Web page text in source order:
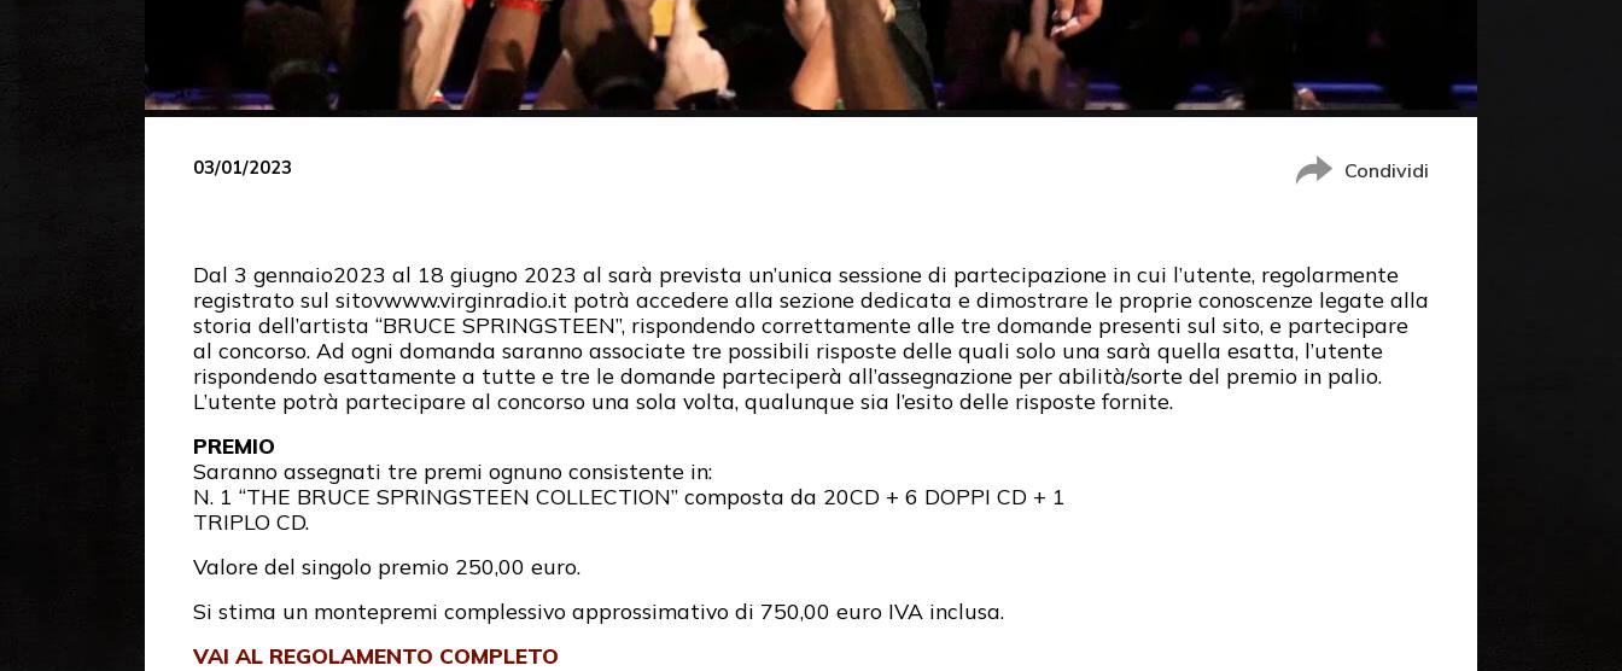
03/01/2023 Condividi
Dal 3 gennaio2023 al 18 giugno 2023 al sarà prevista un’unica sessione di partecipazione in cui l’utente, regolarmente
registrato sul sitovwww.virginradio.it potrà accedere alla sezione dedicata e dimostrare le proprie conoscenze legate alla
storia dell’artista “BRUCE SPRINGSTEEN”, rispondendo correttamente alle tre domande presenti sul sito, e partecipare
al concorso. Ad ogni domanda saranno associate tre possibili risposte delle quali solo una sarà quella esatta, l’utente
rispondendo esattamente a tutte e tre le domande parteciperà all’assegnazione per abilità/sorte del premio in palio.
L’utente potrà partecipare al concorso una sola volta, qualunque sia l’esito delle risposte fornite.
PREMIO
Saranno assegnati tre premi ognuno consistente in:
N. 1 “THE BRUCE SPRINGSTEEN COLLECTION” composta da 20CD + 6 DOPPI CD + 1
TRIPLO CD.
Valore del singolo premio 250,00 euro.
Si stima un montepremi complessivo approssimativo di 750,00 euro IVA inclusa.
VAI AL REGOLAMENTO COMPLETO